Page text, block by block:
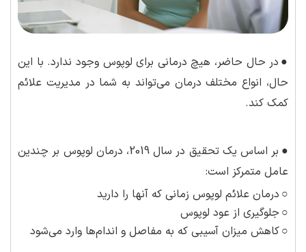
● در حال حاضر، هیچ درمانی برای لوپوس وجود ندارد. با این
حال، انواع مختلف درمان می‌تواند به شما در مدیریت علائم
کمک کند.
●
بر اساس یک تحقیق در سال 2019، درمان لوپوس بر چندین
عامل متمرکز است:
○ درمان علائم لوپوس زمانی که آنها را دارید
○ جلوگیری از عود لوپوس
○کاهش میزان آسیبی که به مفاصل و اندام‌ها وارد می‌شود